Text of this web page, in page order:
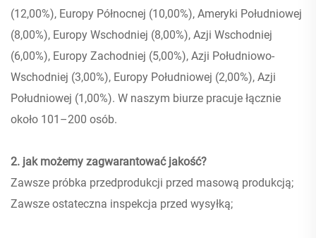
(12,00%), Europy Północnej (10,00%), Ameryki Południowej
(8,00%), Europy Wschodniej (8,00%), Azji Wschodniej
(6,00%), Europy Zachodniej (5,00%), Azji Południowo-
Wschodniej (3,00%), Europy Południowej (2,00%), Azji
Południowej (1,00%). W naszym biurze pracuje łącznie
około 101–200 osób.
2. jak możemy zagwarantować jakość?
Zawsze próbka przedprodukcji przed masową produkcją;
Zawsze ostateczna inspekcja przed wysyłką;